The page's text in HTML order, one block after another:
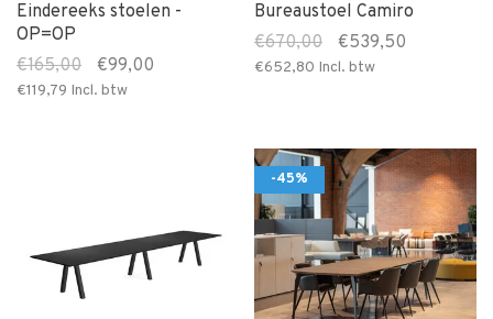
Eindereeks stoelen -
OP=OP
€165,00
€99,00
€119,79 Incl. btw
Bureaustoel Camiro
€670,00
€539,50
€652,80 Incl. btw
-45%